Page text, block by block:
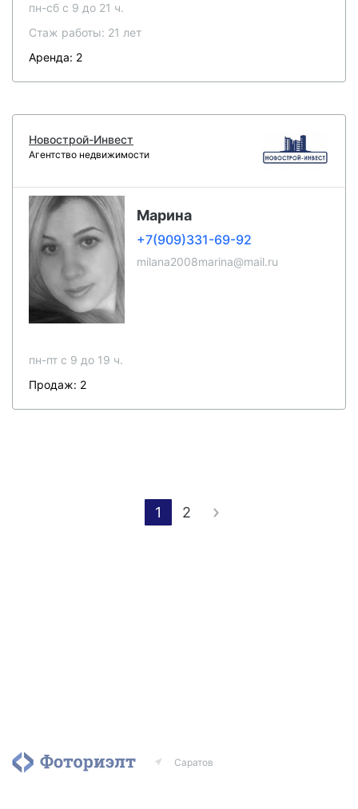
пн-сб c 9 до 21 ч.
Стаж работы: 21 лет
Аренда: 2
Новострой-Инвест
Агентство недвижимости
Марина
+7(909)331-69-92
milana2008marina@mail.ru
пн-пт c 9 до 19 ч.
Продаж: 2
1 2
Саратов